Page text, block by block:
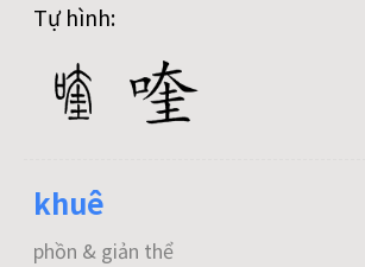
Tự hình:
khuê
phồn & giản thể